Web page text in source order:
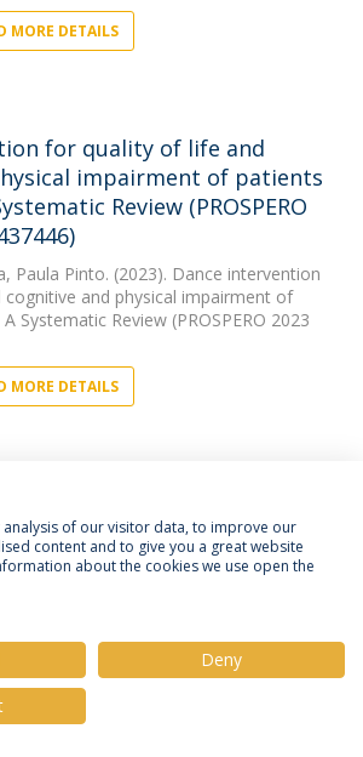
MORE DETAILS
for quality of life and
impairment of patients
Review (PROSPERO
Paula Pinto. (2023). Dance intervention
and physical impairment of
Systematic Review (PROSPERO 2023
MORE DETAILS
e as doenças de
revisão scoping
Anthony Costa. (2023). Default-mode
de consciência : uma revisão scoping.
MORE DETAILS
analysis of our visitor data, to improve our
content and to give you a great website
about the cookies we use open the
Deny